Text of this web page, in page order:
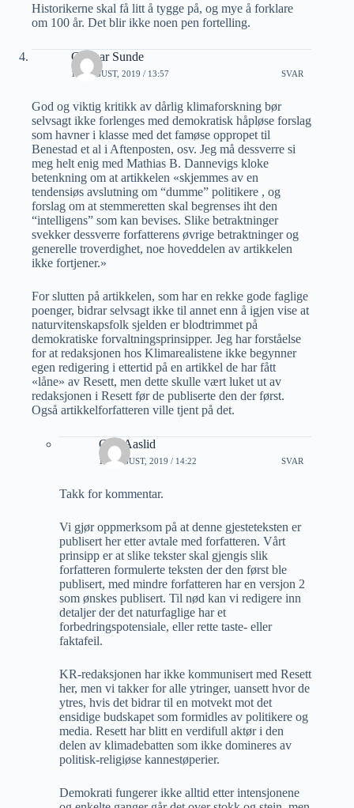
Historikerne skal få litt å tygge på, og mye å forklare
om 100 år. Det blir ikke noen pen fortelling.
Gunnar Sunde
17 AUGUST, 2019 / 13:57 SVAR
God og viktig kritikk av dårlig klimaforskning bør
selvsagt ikke forlenges med demokratisk håpløse forslag
som havner i klasse med det famøse oppropet til
Benestad et al i Aftenposten, osv. Jeg må dessverre si
meg helt enig med Mathias B. Dannevigs kloke
betenkning om at artikkelen «skjemmes av en
tendensiøs avslutning om “dumme” politikere , og
forslag om at stemmeretten skal begrenses iht den
“intelligens” som kan bevises. Slike betraktninger
svekker dessverre forfatterens øvrige betraktninger og
generelle troverdighet, noe hoveddelen av artikkelen
ikke fortjener.»
For slutten på artikkelen, som har en rekke gode faglige
poenger, bidrar selvsagt ikke til annet enn å igjen vise at
naturvitenskapsfolk sjelden er blodtrimmet på
demokratiske forvaltningsprinsipper. Jeg har forståelse
for at redaksjonen hos Klimarealistene ikke begynner
egen redigering i ettertid på en artikkel de har fått
«låne» av Resett, men dette skulle vært luket ut av
redaksjonen i Resett før de publiserte den der først.
Også artikkelforfatteren ville tjent på det.
Geir Aaslid
17 AUGUST, 2019 / 14:22 SVAR
Takk for kommentar.
Vi gjør oppmerksom på at denne gjesteteksten er
publisert her etter avtale med forfatteren. Vårt
prinsipp er at slike tekster skal gjengis slik
forfatteren formulerte teksten der den først ble
publisert, med mindre forfatteren har en versjon 2
som ønskes publisert. Til nød kan vi redigere inn
detaljer der det naturfaglige har et
forbedringspotensiale, eller rette taste- eller
faktafeil.
KR-redaksjonen har ikke kommunisert med Resett
her, men vi takker for alle ytringer, uansett hvor de
ytres, hvis det bidrar til en motvekt mot det
ensidige budskapet som formidles av politikere og
media. Resett har blitt en verdifull aktør i den
delen av klimadebatten som ikke domineres av
politisk-religiøse kannestøperier.
Demokrati fungerer ikke alltid etter intensjonene